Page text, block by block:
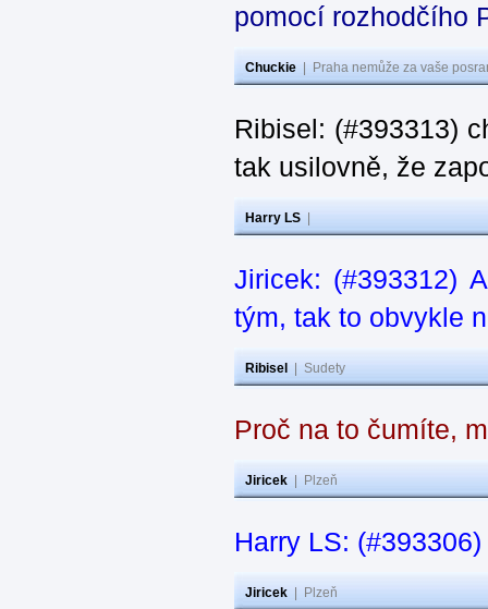
pomocí rozhodčího
Chuckie Praha nemůže za vaše
Ribisel: (#393313)
tak usilovně, že
Harry LS
Jiricek: (#393312)
tým, tak to obvykle
Ribisel Sudety
Proč na to čumíte,
Jiricek Plzeň
Harry LS:
Jiricek Plzeň